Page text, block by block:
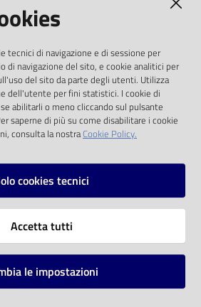
dalla direttiva
CE e dal d.lgs. 36/2006
tecnici di navigazione e di sessione per
di navigazione del sito, e cookie analitici per
del sito da parte degli utenti. Utilizza
dell'utente per fini statistici. I cookie di
abilitarli o meno cliccando sul pulsante
saperne di più su come disabilitare i cookie
consulta la nostraCookie Policy.
cookies tecnici
Accetta tutti
le impostazioni